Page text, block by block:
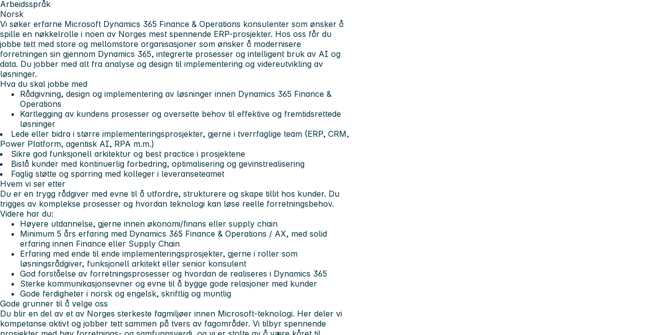
Arbeidsspråk
Norsk
Vi søker erfarne Microsoft Dynamics 365 Finance & Operations konsulenter som ønsker å
spille en nøkkelrolle i noen av Norges mest spennende ERP-prosjekter. Hos oss får du
jobbe tett med store og mellomstore organisasjoner som ønsker å modernisere
forretningen sin gjennom Dynamics 365, integrerte prosesser og intelligent bruk av AI og
data. Du jobber med alt fra analyse og design til implementering og videreutvikling av
løsninger.
Hva du skal jobbe med
Rådgivning, design og implementering av løsninger innen Dynamics 365 Finance &
Operations
Kartlegging av kundens prosesser og oversette behov til effektive og fremtidsrettede
løsninger
Lede eller bidra i større implementeringsprosjekter, gjerne i tverrfaglige team (ERP, CRM,
Power Platform, agentisk AI, RPA m.m.)
Sikre god funksjonell arkitektur og best practice i prosjektene
Bistå kunder med kontinuerlig forbedring, optimalisering og gevinstrealisering
Faglig støtte og sparring med kolleger i leveranseteamet
Hvem vi ser etter
Du er en trygg rådgiver med evne til å utfordre, strukturere og skape tillit hos kunder. Du
trigges av komplekse prosesser og hvordan teknologi kan løse reelle forretningsbehov.
Videre har du:
Høyere utdannelse, gjerne innen økonomi/finans eller supply chain
Minimum 5 års erfaring med Dynamics 365 Finance & Operations / AX, med solid
erfaring innen Finance eller Supply Chain
Erfaring med ende til ende implementeringsprosjekter, gjerne i roller som
løsningsrådgiver, funksjonell arkitekt eller senior konsulent
God forståelse av forretningsprosesser og hvordan de realiseres i Dynamics 365
Sterke kommunikasjonsevner og evne til å bygge gode relasjoner med kunder
Gode ferdigheter i norsk og engelsk, skriftlig og muntlig
Gode grunner til å velge oss
Du blir en del av et av Norges sterkeste fagmiljøer innen Microsoft-teknologi. Her deler vi
kompetanse aktivt og jobber tett sammen på tvers av fagområder. Vi tilbyr spennende